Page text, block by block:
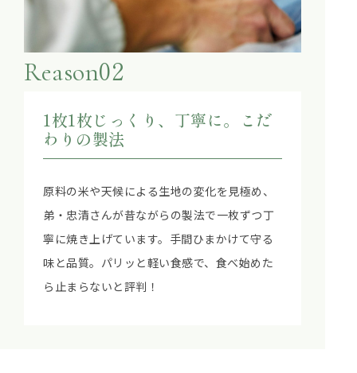
Reason02
1枚1枚じっくり、丁寧に。こだ
わりの製法
原料の米や天候による生地の変化を見極め、
弟・忠清さんが昔ながらの製法で一枚ずつ丁
寧に焼き上げています。手間ひまかけて守る
味と品質。パリッと軽い食感で、食べ始めた
ら止まらないと評判！